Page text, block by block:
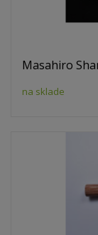
Masahiro
na sklade